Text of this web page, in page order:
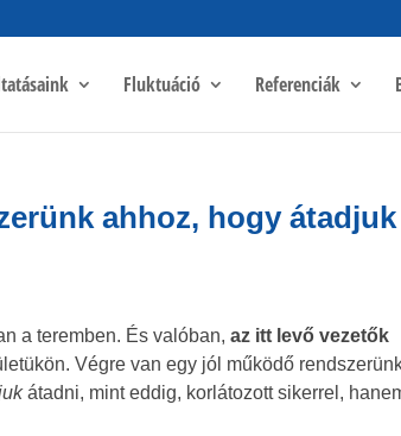
Fluktuáció Referenciák
ahhoz, hogy átadjuk
a teremben. És valóban, az itt levő vezetők
Végre van egy jól működő
átadni, mint eddig, korlátozott sikerrel,